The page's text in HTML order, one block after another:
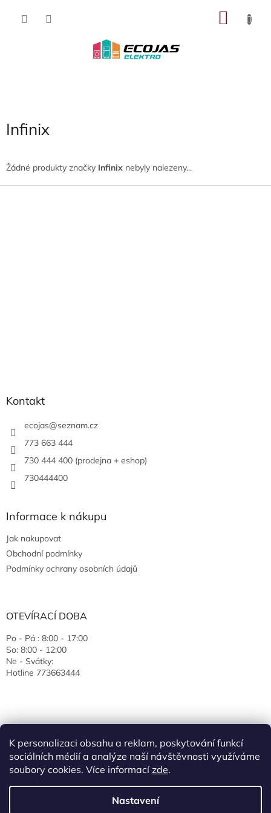
K personalizaci obsahu a reklam, poskytování funkcí
sociálních médií a analýze naší návštěvnosti využíváme
soubory cookies. Více informacízde.
Nastavení
Infinix
Žádné produkty značky Infinix nebyly nalezeny...
Kontakt
ecojas@seznam.cz
773 663 444
730 444 400 (prodejna + eshop)
730444400
Informace k nákupu
Jak nakupovat
Obchodní podmínky
Podmínky ochrany osobních údajů
OTEVÍRACÍ DOBA
Po - Pá : 8:00 - 17:00
So: 8:00 - 12:00
Ne - Svátky:
Hotline 773663444